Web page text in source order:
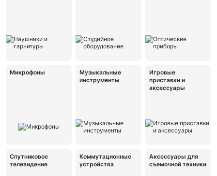
Микрофоны
Музыкальные
инструменты
Игровые
приставки и
аксессуары
Спутниковое
телевидение
Коммутационные
устройства
Аксессуары для
съемочной техники